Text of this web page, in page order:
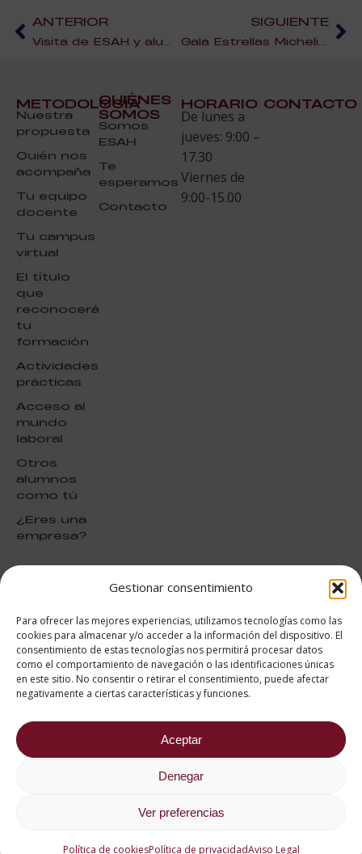
Gestionar consentimiento
Para ofrecer las mejores experiencias, utilizamos tecnologías como las
cookies para almacenar y/o acceder a la información del dispositivo. El
consentimiento de estas tecnologías nos permitirá procesar datos
como el comportamiento de navegación o las identificaciones únicas
en este sitio. No consentir o retirar el consentimiento, puede afectar
negativamente a ciertas características y funciones.
Aceptar
Denegar
Ver preferencias
Política de cookiesPolítica de privacidadAviso Legal
ANTERIOR SIGUIENTE
METODOLOGÍA
Nuestra
propuesta
Quién nos
acompaña
Tu equipo
docente
Tu campus
virtual
El título
que
reconocerá
tu
formación
Actividades
prácticas
Acceso al
mundo
laboral
Otros
alumnos
como tú
¿Eres una
empresa?
QUIÉNES
SOMOS
Somos
ESAH
Te
esperamos
Contacto
HORARIO
De lunes a
jueves: 9:00 –
17.30
Viernes de
9:00-15.00
CONTACTO
puntuación para ESAH
basado en
Valoraciones soportado por
eKomi
2026 ® Estudios Superiores
Política de cookies